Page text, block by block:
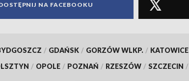
NA FACEBOOKU
/ GDAŃSK / GORZÓW WLKP. / KATOWICE
/ OPOLE / POZNAŃ / RZESZÓW / SZCZECIN /